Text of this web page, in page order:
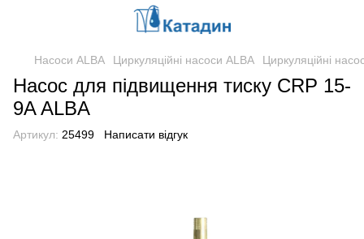
Насоси ALBA Циркуляційні насоси ALBA Циркуляційні
Насос для підвищення тиску CRP 15-
9A ALBA
Артикул: 25499 Написати відгук